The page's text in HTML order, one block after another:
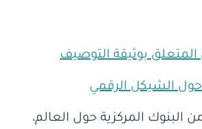
المتعلق بوثيقة التوصيف
الشيكل الرقمي
البنوك المركزية حول العالم،